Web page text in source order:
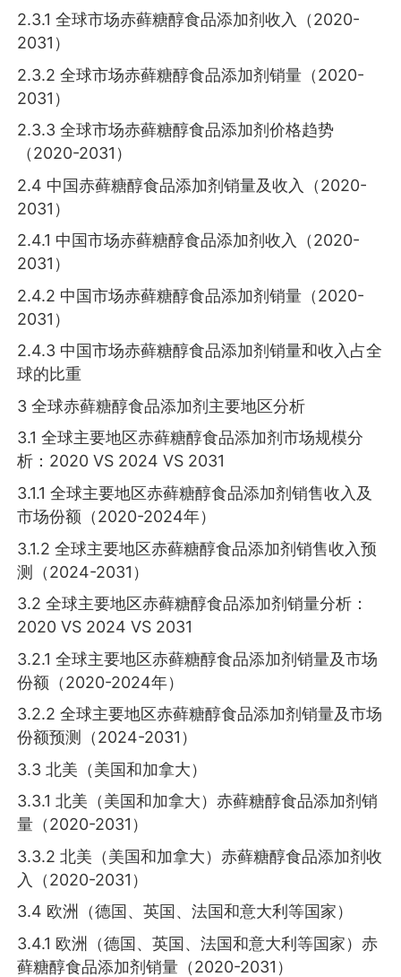
2.3.1 全球市场赤藓糖醇食品添加剂收入（2020-
2031）
2.3.2 全球市场赤藓糖醇食品添加剂销量（2020-
2031）
2.3.3 全球市场赤藓糖醇食品添加剂价格趋势
（2020-2031）
2.4 中国赤藓糖醇食品添加剂销量及收入（2020-
2031）
2.4.1 中国市场赤藓糖醇食品添加剂收入（2020-
2031）
2.4.2 中国市场赤藓糖醇食品添加剂销量（2020-
2031）
2.4.3 中国市场赤藓糖醇食品添加剂销量和收入占全
球的比重
3 全球赤藓糖醇食品添加剂主要地区分析
3.1 全球主要地区赤藓糖醇食品添加剂市场规模分
析：2020 VS 2024 VS 2031
3.1.1 全球主要地区赤藓糖醇食品添加剂销售收入及
市场份额（2020-2024年）
3.1.2 全球主要地区赤藓糖醇食品添加剂销售收入预
测（2024-2031）
3.2 全球主要地区赤藓糖醇食品添加剂销量分析：
2020 VS 2024 VS 2031
3.2.1 全球主要地区赤藓糖醇食品添加剂销量及市场
份额（2020-2024年）
3.2.2 全球主要地区赤藓糖醇食品添加剂销量及市场
份额预测（2024-2031）
3.3 北美（美国和加拿大）
3.3.1 北美（美国和加拿大）赤藓糖醇食品添加剂销
量（2020-2031）
3.3.2 北美（美国和加拿大）赤藓糖醇食品添加剂收
入（2020-2031）
3.4 欧洲（德国、英国、法国和意大利等国家）
3.4.1 欧洲（德国、英国、法国和意大利等国家）赤
藓糖醇食品添加剂销量（2020-2031）